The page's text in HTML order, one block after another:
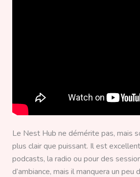
Le Nest Hub ne démérite pas, mais
plus clair que puissant. Il est
podcasts, la radio ou pour des
d’ambiance, mais il manquera un peu